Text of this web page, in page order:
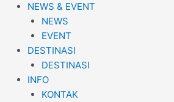
NEWS & EVENT
NEWS
EVENT
DESTINASI
DESTINASI
INFO
KONTAK